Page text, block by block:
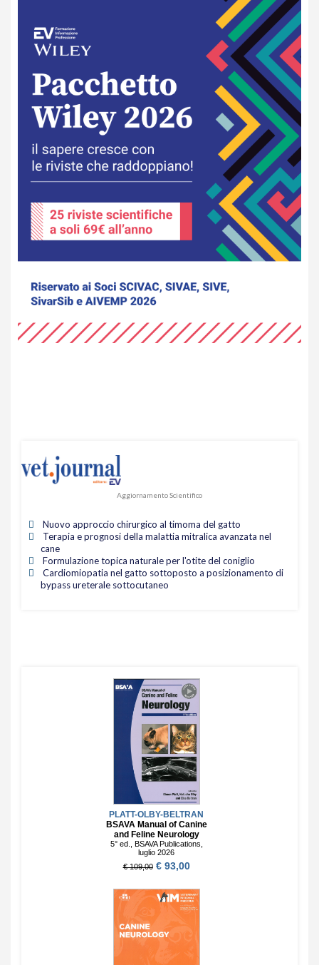
Aggiornamento Scientifico
Nuovo approccio chirurgico al timoma del gatto
Terapia e prognosi della malattia mitralica avanzata nel
cane
Formulazione topica naturale per l'otite del coniglio
Cardiomiopatia nel gatto sottoposto a posizionamento di
bypass ureterale sottocutaneo